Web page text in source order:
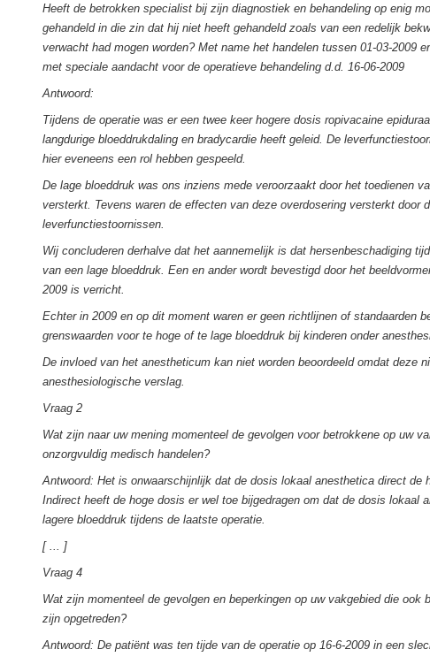
Heeft de betrokken specialist bij zijn diagnostiek en behandeling op enig
gehandeld in die zin dat hij niet heeft gehandeld zoals van een redelijk
verwacht had mogen worden? Met name het handelen tussen 01-03-2009
met speciale aandacht voor de operatieve behandeling d.d. 16-06-2009
Antwoord:
Tijdens de operatie was er een twee keer hogere dosis ropivacaine
langdurige bloeddrukdaling en bradycardie heeft geleid. De
hier eveneens een rol hebben gespeeld.
De lage bloeddruk was ons inziens mede veroorzaakt door het toedienen
versterkt. Tevens waren de effecten van deze overdosering versterkt door
leverfunctiestoornissen.
Wij concluderen derhalve dat het aannemelijk is dat hersenbeschadiging
van een lage bloeddruk. Een en ander wordt bevestigd door het
2009 is verricht.
Echter in 2009 en op dit moment waren er geen richtlijnen of standaarden
grenswaarden voor te hoge of te lage bloeddruk bij kinderen onder
De invloed van het anestheticum kan niet worden beoordeeld omdat deze
anesthesiologische verslag.
Vraag 2
Wat zijn naar uw mening momenteel de gevolgen voor betrokkene op uw
onzorgvuldig medisch handelen?
Antwoord: Het is onwaarschijnlijk dat de dosis lokaal anesthetica direct de
Indirect heeft de hoge dosis er wel toe bijgedragen om dat de dosis lokaal
lagere bloeddruk tijdens de laatste operatie.
[ ... ]
Vraag 4
Wat zijn momenteel de gevolgen en beperkingen op uw vakgebied die ook
zijn opgetreden?
Antwoord: De patiënt was ten tijde van de operatie op 16-6-2009 in een